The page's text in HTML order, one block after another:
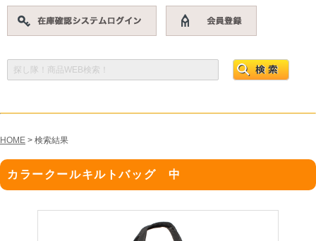
HOME > 検索結果
カラークールキルトバッグ 中